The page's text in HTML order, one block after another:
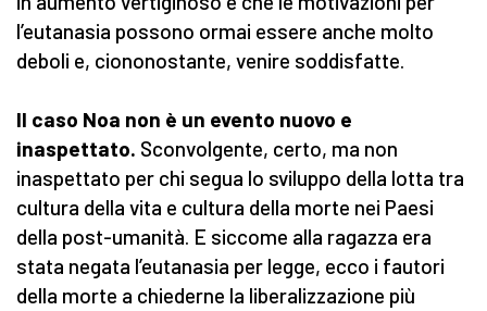
l’eutanasia possono ormai essere anche molto
deboli e, ciononostante, venire soddisfatte.
Il caso Noa non è un evento nuovo e
inaspettato. Sconvolgente, certo, ma non
inaspettato per chi segua lo sviluppo della lotta tra
cultura della vita e cultura della morte nei Paesi
della post-umanità. E siccome alla ragazza era
stata negata l’eutanasia per legge, ecco i fautori
della morte a chiederne la liberalizzazione più